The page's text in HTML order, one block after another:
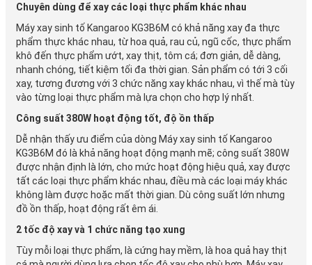
Chuyên dùng để xay các loại thực phẩm khác nhau
Máy xay sinh tố Kangaroo KG3B6M có khả năng xay đa thực
phẩm thực khác nhau, từ hoa quả, rau củ, ngũ cốc, thực phẩm
khô đến thực phẩm ướt, xay thịt, tôm cá; đơn giản, dễ dàng,
nhanh chóng, tiết kiệm tối đa thời gian. Sản phẩm có tới 3 cối
xay, tương đương với 3 chức năng xay khác nhau, vì thế mà tùy
vào từng loại thực phẩm mà lựa chọn cho hợp lý nhất.
Công suất 380W hoạt động tốt, độ ồn thấp
Dễ nhận thấy ưu điểm của dòng Máy xay sinh tố Kangaroo
KG3B6M đó là khả năng hoạt động mạnh mẽ; công suất 380W
được nhận định là lớn, cho mức hoạt động hiệu quả, xay được
tất các loại thực phẩm khác nhau, điều mà các loại máy khác
không làm được hoặc mất thời gian. Dù công suất lớn nhưng
đồ ồn thấp, hoạt động rất êm ái.
2 tốc độ xay và 1 chức năng tạo xung
Tùy mỗi loại thực phẩm, là cứng hay mềm, là hoa quả hay thịt